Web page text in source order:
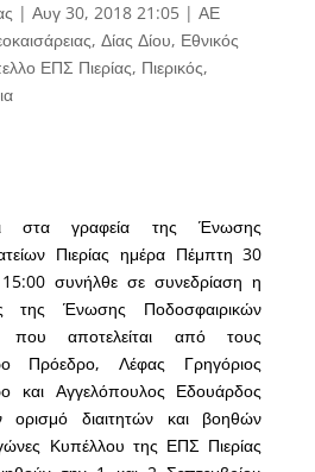
| Αυγ 30, 2018 21:05| ΑΕ
, Δίας Δίου, Εθνικός
ΕΠΣ Πιερίας, Πιερικός,
στα γραφεία της Ένωσης
Πιερίας ημέρα Πέμπτη 30
συνήλθε σε συνεδρίαση η
της Ένωσης Ποδοσφαιρικών
που αποτελείται από τους
Πρόεδρο, Λέφας Γρηγόριος
και Αγγελόπουλος Εδουάρδος
διαιτητών και βοηθών
Κυπέλλου της ΕΠΣ Πιερίας